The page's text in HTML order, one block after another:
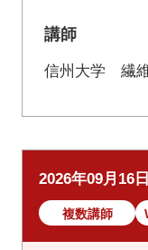
講師
信州大学 繊
2026年09月16
複数講師